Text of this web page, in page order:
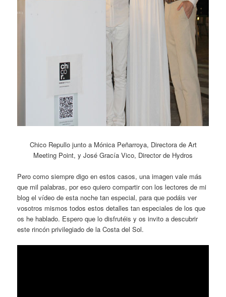
Chico Repullo junto a Mónica Peñarroya, Directora de Art
Meeting Point, y José Gracía Vico, Director de Hydros
Pero como siempre digo en estos casos, una imagen vale más
que mil palabras, por eso quiero compartir con los lectores de mi
blog el vídeo de esta noche tan especial, para que podáis ver
vosotros mismos todos estos detalles tan especiales de los que
os he hablado. Espero que lo disfrutéis y os invito a descubrir
este rincón privilegiado de la Costa del Sol.